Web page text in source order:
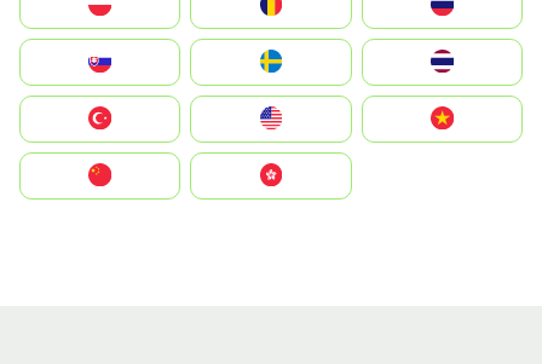
United States
中國香港特別行政區